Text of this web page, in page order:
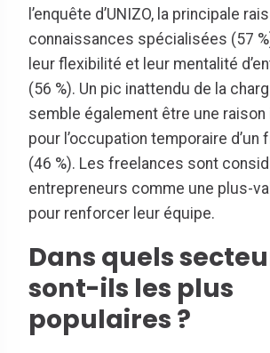
l’enquête d’UNIZO, la principale
connaissances spécialisées (57
leur flexibilité et leur mentalité
(56 %). Un pic inattendu de la
semble également être une
pour l’occupation temporaire d’un
(46 %). Les freelances sont
entrepreneurs comme une plus-
pour renforcer leur équipe.
Dans quels
sont-ils les plus
populaires ?